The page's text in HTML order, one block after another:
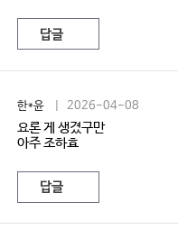
답글
한*윤 | 2026-04-08
요론 게 생겼구만
아주 조하효
답글